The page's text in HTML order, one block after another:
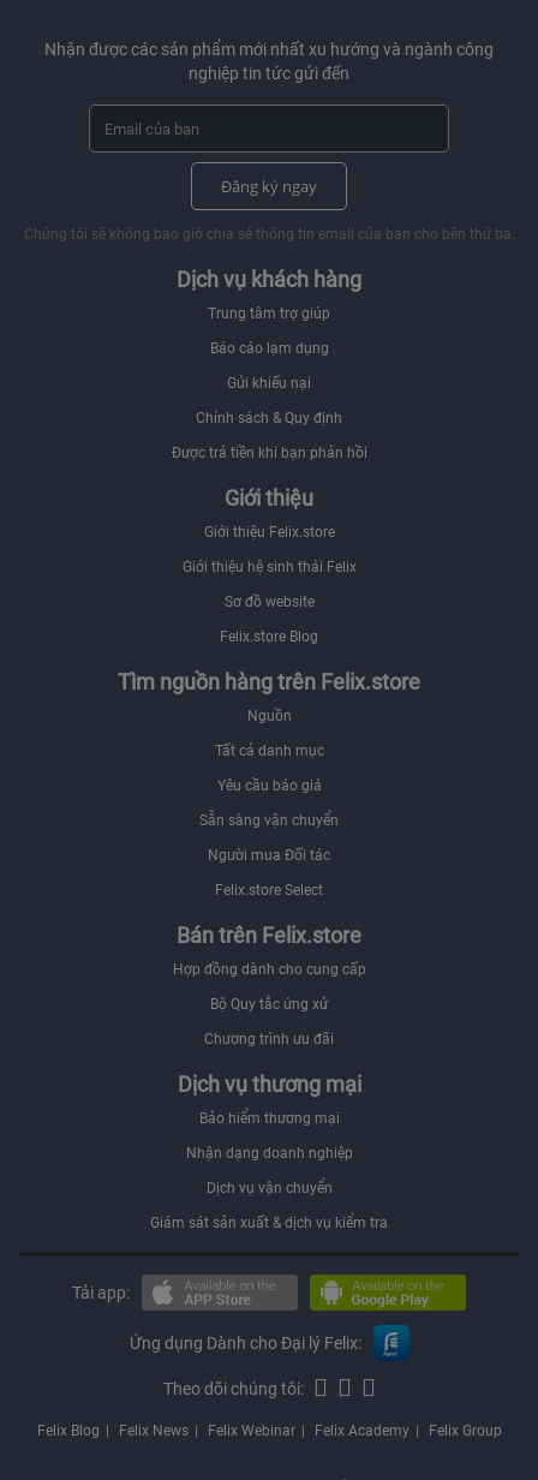
Nhận được các sản phẩm mới nhất xu hướng và ngành công
nghiệp tin tức gửi đến
Đăng ký ngay
Chúng tôi sẽ không bao giờ chia sẻ thông tin email của bạn cho bên thứ ba.
Dịch vụ khách hàng
Trung tâm trợ giúp
Báo cáo lạm dụng
Gửi khiếu nại
Chính sách & Quy định
Được trả tiền khi bạn phản hồi
Giới thiệu
Giới thiệu Felix.store
Giới thiệu hệ sinh thái Felix
Sơ đồ website
Felix.store Blog
Tìm nguồn hàng trên Felix.store
Nguồn
Tất cả danh mục
Yêu cầu báo giá
Sẵn sàng vận chuyển
Người mua Đối tác
Felix.store Select
Bán trên Felix.store
Hợp đồng dành cho cung cấp
Bộ Quy tắc ứng xử
Chương trình ưu đãi
Dịch vụ thương mại
Bảo hiểm thương mại
Nhận dạng doanh nghiệp
Dịch vụ vận chuyển
Giám sát sản xuất & dịch vụ kiểm tra
Tải app:
Ứng dụng Dành cho Đại lý Felix:
Theo dõi chúng tôi:
Felix Blog Felix News Felix Webinar Felix Academy Felix Group